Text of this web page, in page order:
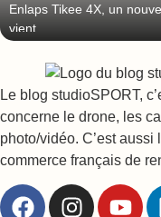
Enlaps Tikee 4X, un
vient
Le blog studioSPORT,
concerne le drone, les
photo/vidéo. C’est aussi
commerce français de